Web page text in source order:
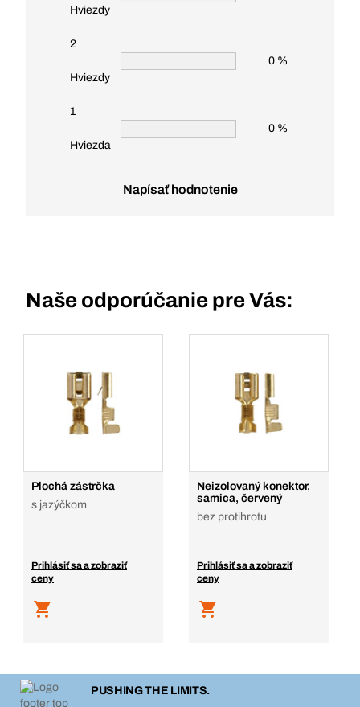
Hviezdy
2
Hviezdy
0 %
1
Hviezda
0 %
Napísať hodnotenie
Naše odporúčanie pre Vás:
Plochá zástrčka
s jazýčkom
Prihlásiť sa a zobraziť
ceny
Neizolovaný konektor,
samica, červený
bez protihrotu
Prihlásiť sa a zobraziť
ceny
PUSHING THE LIMITS.